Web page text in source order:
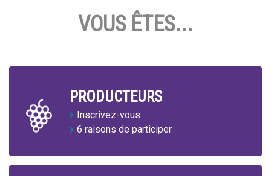
VOUS ÊTES...
PRODUCTEURS
Inscrivez-vous
6 raisons de participer